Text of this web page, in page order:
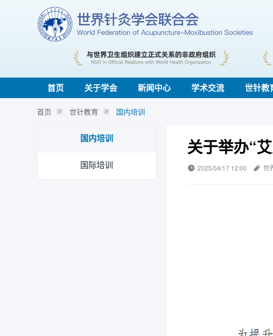
首页 关于学会 新闻中心 学术交流 世针教
首页 世针教育 国内培训
国内培训
国际培训
关于举办“
2025/04/17 12:00 世